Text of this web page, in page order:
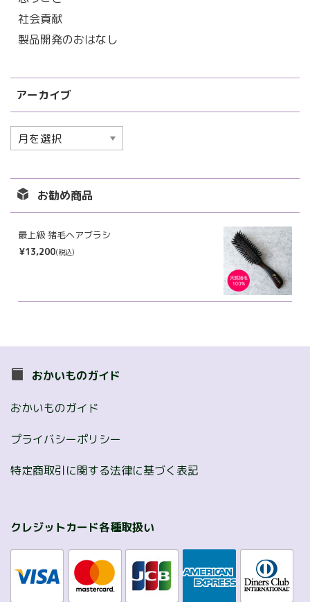
社会貢献
製品開発のおはなし
アーカイブ
ア
ー
イ
ブ
お勧め商品
最上級 猪毛ヘアブラシ
¥13,200(税込)
おかいものガイド
おかいものガイド
プライバシーポリシー
特定商取引に関する法律に基づく表記
クレジットカード各種取扱い